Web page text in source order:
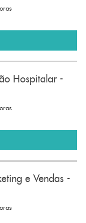
Hospitalar -
e Vendas -